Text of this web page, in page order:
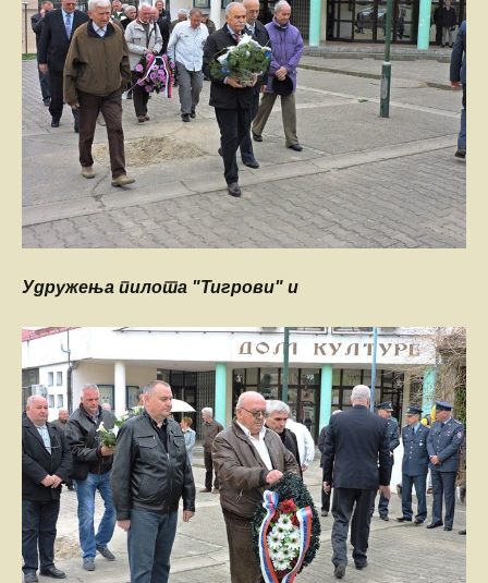
Удружења пилота "Тигрови" и